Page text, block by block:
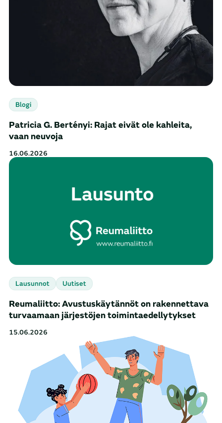
Blogi
Patricia G. Bertényi: Rajat eivät ole kahleita,
vaan neuvoja
16.06.2026
Lausunnot Uutiset
Reumaliitto: Avustuskäytännöt on rakennettava
turvaamaan järjestöjen toimintaedellytykset
15.06.2026